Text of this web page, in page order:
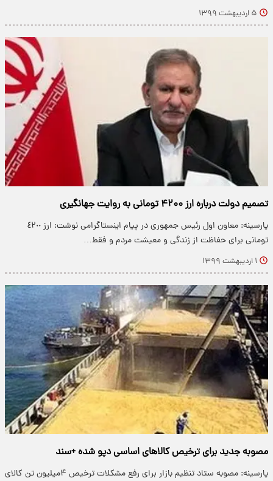
۵ اردیبهشت ۱۳۹۹
تصمیم دولت درباره ارز ۴۲۰۰ تومانی به روایت جهانگیری
پارسینه: معاون اول رئیس جمهوری در پیام اینستاگرامی نوشت: ارز ٤٢٠٠
تومانی برای حفاظت از زندگی و معیشت مردم و فقط…
۱ اردیبهشت ۱۳۹۹
مصوبه جدید برای ترخیص کالا‌های اساسی دپو شده +سند
پارسینه: مصوبه ستاد تنظیم بازار برای رفع مشکلات ترخیص ۴میلیون تن کالای